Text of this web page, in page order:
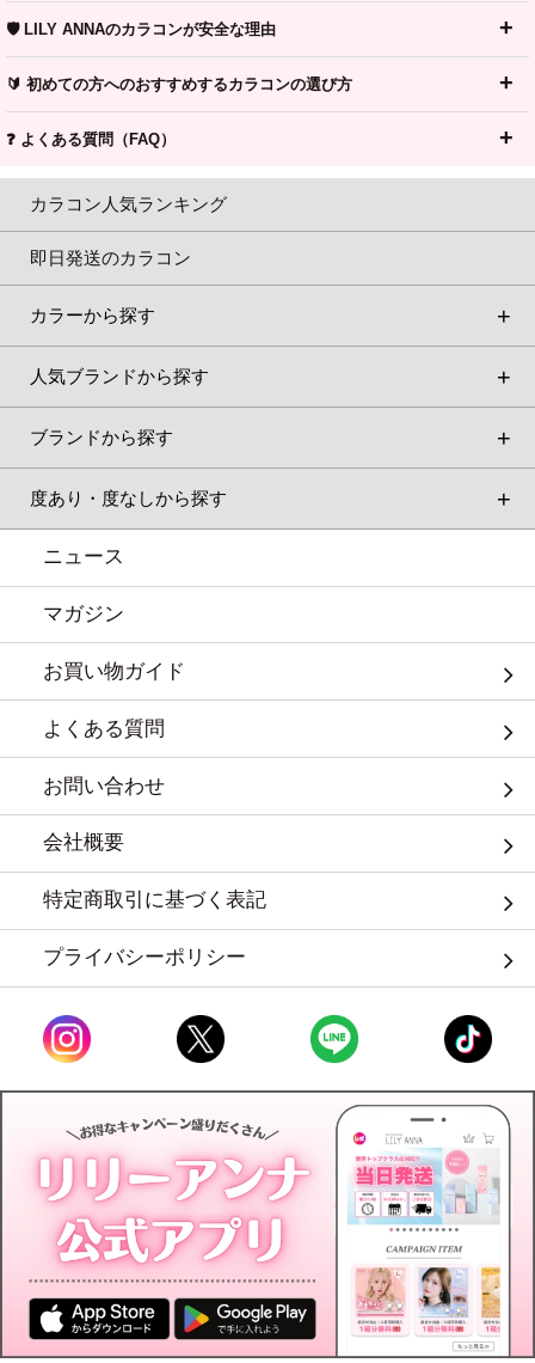
🛡️ LILY ANNAのカラコンが安全な理由
🔰 初めての方へのおすすめするカラコンの選び方
❓ よくある質問（FAQ）
カラコン人気ランキング
即日発送のカラコン
カラーから探す
人気ブランドから探す
ブランドから探す
度あり・度なしから探す
ニュース
マガジン
お買い物ガイド
よくある質問
お問い合わせ
会社概要
特定商取引に基づく表記
プライバシーポリシー